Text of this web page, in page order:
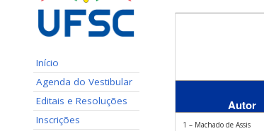
Início
Agenda do Vestibular
Editais e Resoluções
Inscrições
Autor
1 – Machado de Assis